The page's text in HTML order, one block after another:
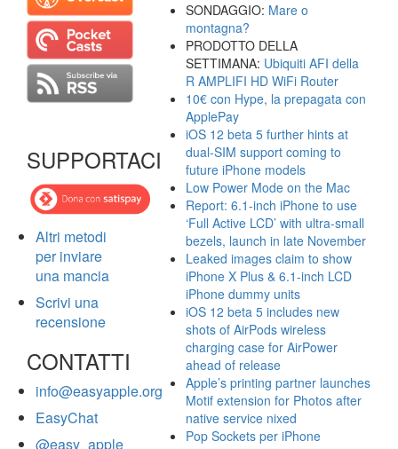
SUPPORTACI
Altri metodi
per inviare
una mancia
Scrivi una
recensione
CONTATTI
info@easyapple.org
EasyChat
@easy_apple
SONDAGGIO: Mare o
montagna?
PRODOTTO DELLA
SETTIMANA: Ubiquiti AFI della
R AMPLIFI HD WiFi Router
10€ con Hype, la prepagata con
ApplePay
iOS 12 beta 5 further hints at
dual-SIM support coming to
future iPhone models
Low Power Mode on the Mac
Report: 6.1-inch iPhone to use
‘Full Active LCD’ with ultra-small
bezels, launch in late November
Leaked images claim to show
iPhone X Plus & 6.1-inch LCD
iPhone dummy units
iOS 12 beta 5 includes new
shots of AirPods wireless
charging case for AirPower
ahead of release
Apple’s printing partner launches
Motif extension for Photos after
native service nixed
Pop Sockets per iPhone